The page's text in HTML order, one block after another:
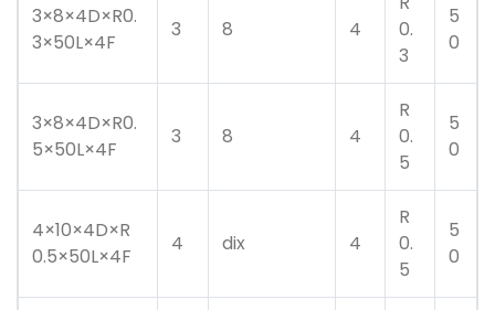
3×8×4D×R0.
3×50L×4F
3 8 4
0.
3
5
0
3×8×4D×R0.
5×50L×4F
3 8 4
R
0.
5
5
0
4×10×4D×R
0.5×50L×4F
4 dix 4
R
0.
5
5
0